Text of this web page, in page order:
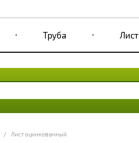
Труба Лист
/
Лист оцинкованный